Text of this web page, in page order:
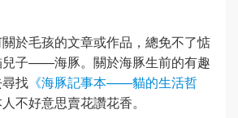
於毛孩的文章或作品，總免不了惦
兒子——海豚。關於海豚生前的有趣
找 《海豚記事本——貓的生活哲
不好意思賣花讚花香。